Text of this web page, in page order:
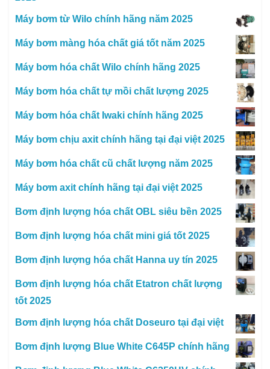
Máy bơm từ Wilo chính hãng năm 2025
Máy bơm màng hóa chất giá tốt năm 2025
Máy bơm hóa chất Wilo chính hãng 2025
Máy bơm hóa chất tự mồi chất lượng 2025
Máy bơm hóa chất Iwaki chính hãng 2025
Máy bơm chịu axit chính hãng tại đại việt 2025
Máy bơm hóa chất cũ chất lượng năm 2025
Máy bơm axit chính hãng tại đại việt 2025
Bơm định lượng hóa chất OBL siêu bền 2025
Bơm định lượng hóa chất mini giá tốt 2025
Bơm định lượng hóa chất Hanna uy tín 2025
Bơm định lượng hóa chất Etatron chất lượng
tốt 2025
Bơm định lượng hóa chất Doseuro tại đại việt
Bơm định lượng Blue White C645P chính hãng